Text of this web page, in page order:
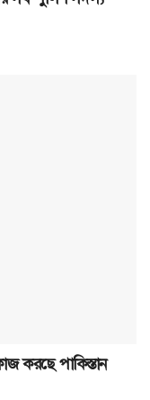
করছে পাকিস্তান